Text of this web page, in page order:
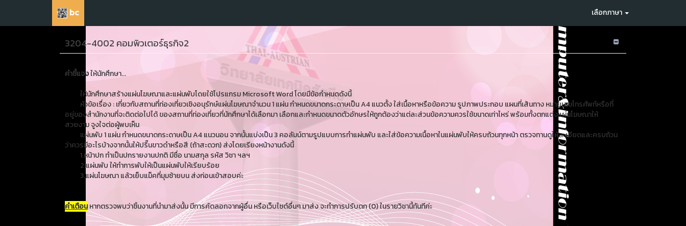
bc เลือกภาษา
3204-4002 คอมพิวเตอร์ธุรกิจ2
คำชี้แจงให้นักศึกษา...
ให้นักศึกษาสร้างแผ่นโฆษณาและแผ่นพับโดยใช้โปรแกรม Microsoft Word โดยมีข้อกำหนดดังนี้
หัวข้อเรื่อง : เกี่ยวกับสถานที่ท่องเที่ยวเชิงอนุรักษ์แผ่นโฆษณาจำนวน 1 แผ่น กำหนดขนาดกระดาษเป็น A4 แนวตั้ง ใส่เนื้อหาหรือข้อความ รูปภาพประกอบ แผนที่เส้นทาง หมายเลขโทรศัพท์หรือที่
อยู่ของสำนักงานที่จะติดต่อไปได้ ของสถานที่ท่องเที่ยวที่นักศึกษาได้เลือกมา เลือกและกำหนดขนาดตัวอักษรให้ถูกต้องว่าแต่ละส่วนข้อความควรใช้ขนาดเท่าไหร่ พร้อมทั้งตกแต่งแผ่นโฆษณาให้
สวยงาม จูงใจต่อผู้พบเห็น
แผ่นพับ 1 แผ่น กำหนดขนาดกระดาษเป็น A4 แนวนอน จากนั้นแบ่งเป็น 3 คอลัมน์ตามรูปแบบการทำแผ่นพับ และใส่ข้อความเนื้อหาในแผ่นพับให้ครบถ้วนทุกหน้า ตรวจทานดูให้ละเอียดและครบถ้วน
ว่าควรมีอะไรบ้างจากนั้นให้ปริ๊นขาวดำหรือสี (ถ้าสะดวก) ส่งโดยเรียงหน้างานดังนี้
1.หน้าปก ทำเป็นปกรายงานปกติ มีชื่อ นามสกุล รหัส วิชา ฯลฯ
2.แผ่นพับ ให้ทำการพับให้เป็นแผ่นพับให้เรียบร้อย
3.แผ่นโฆษณา แล้วเย็บแม็คที่มุมซ้ายบน ส่งก่อนเข้าสอบค่ะ
คำเตือนหากตรวจพบว่าชิ้นงานที่นำมาส่งนั้น มีการคัดลอกจากผู้อื่น หรือเว็บไซต์อื่นๆ มาส่ง จะทำการปรับตก (0) ในรายวิชานี้ทันทีค่ะ